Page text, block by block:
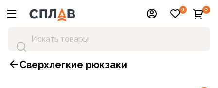
0 0
Cверхлегкие рюкзаки